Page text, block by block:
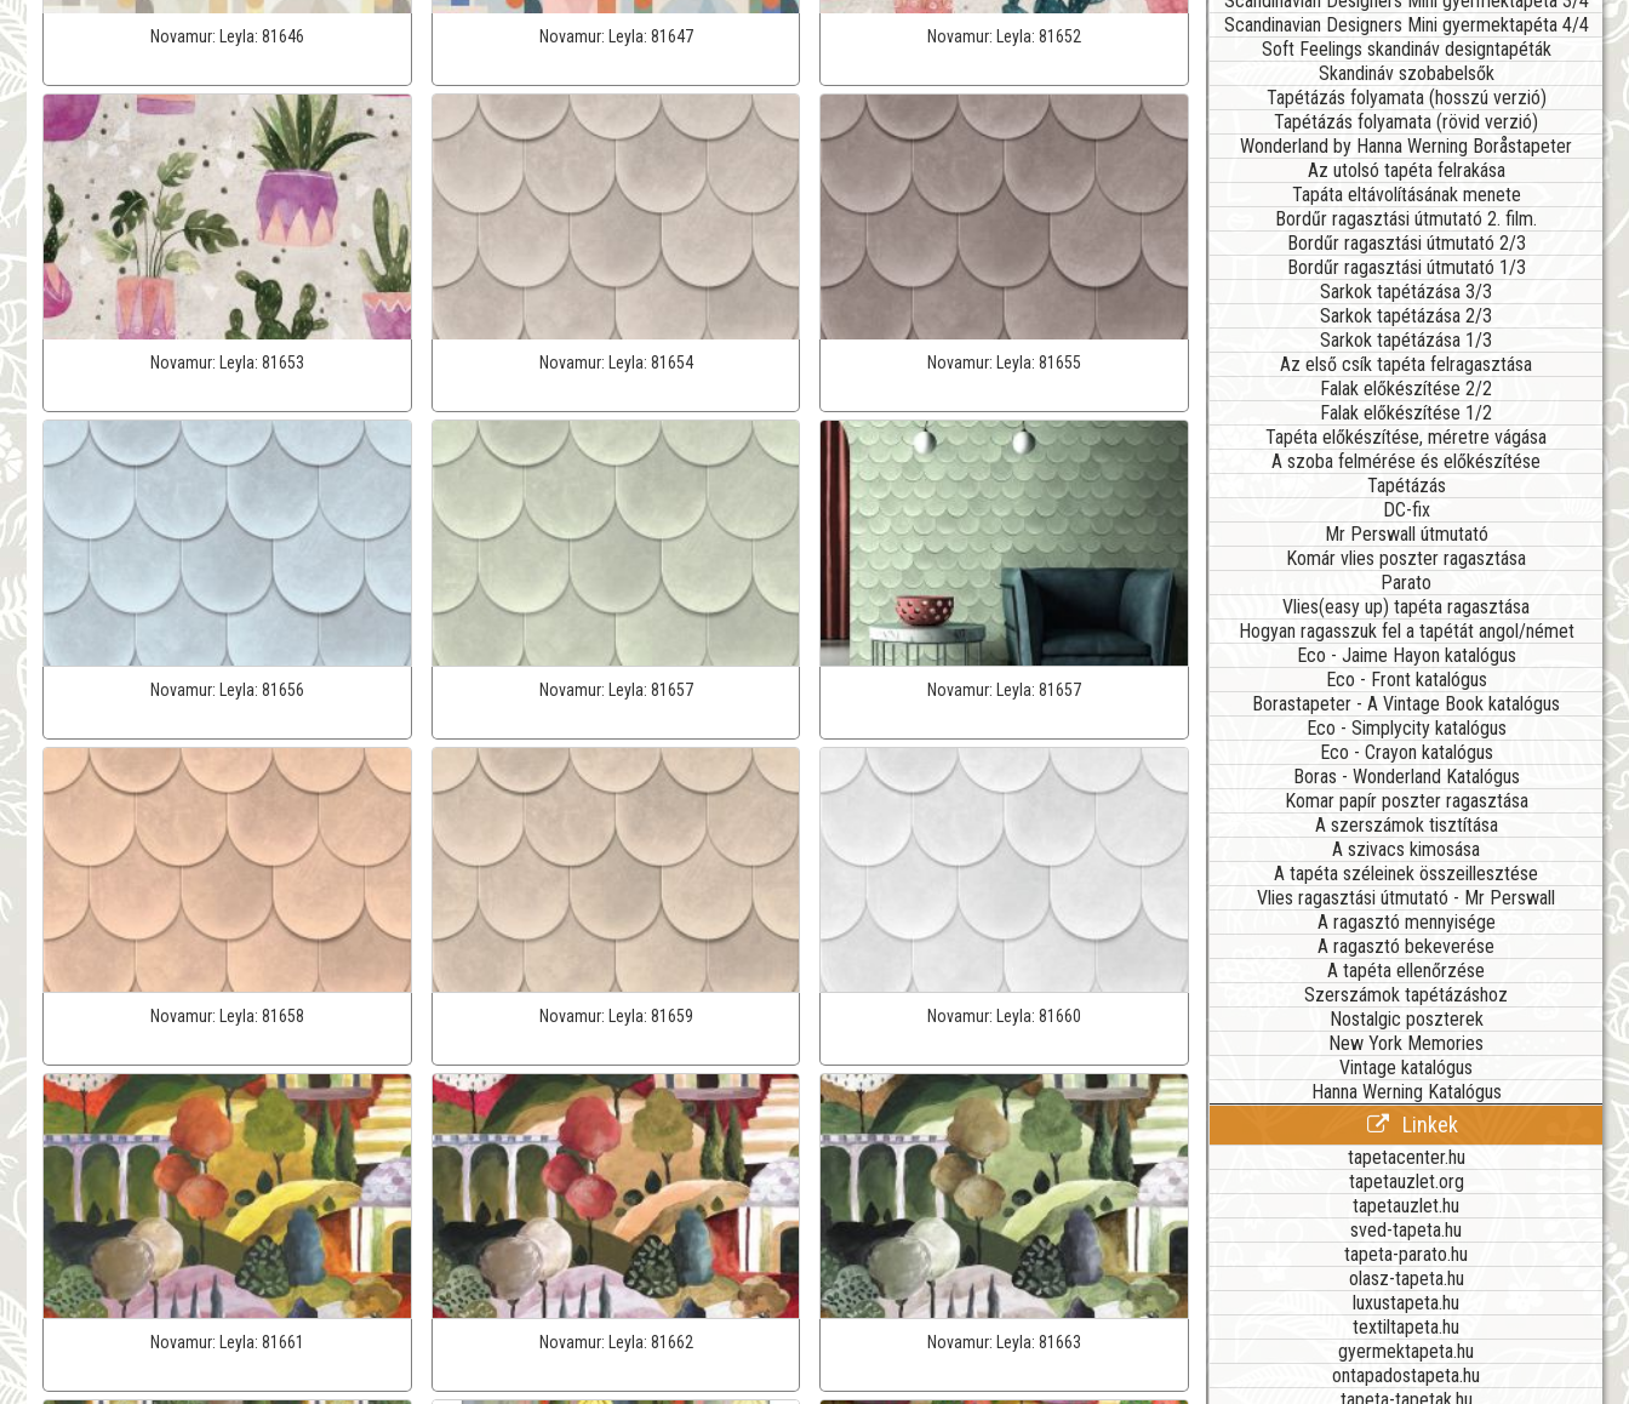
Novamur: Leyla: 81646 Novamur: Leyla: 81647 Novamur: Leyla:81652
Novamur: Leyla: 81653 Novamur: Leyla: 81654 Novamur: Leyla:81655
Novamur: Leyla: 81656 Novamur: Leyla: 81657 Novamur:Leyla:81657
Novamur: Leyla: 81658 Novamur: Leyla: 81659 Novamur: Leyla:81660
Novamur: Leyla: 81661 Novamur: Leyla: 81662 Novamur: Leyla:81663
Scandinavian Designers Mini gyermektapéta 4/4
Soft Feelings skandináv designtapéták
Skandináv szobabelsők
Tapétázás folyamata (hosszú verzió)
Tapétázás folyamata (rövid verzió)
Wonderland by Hanna Werning Boråstapeter
Az utolsó tapéta felrakása
Tapáta eltávolításának menete
Bordűr ragasztási útmutató 2. film.
Bordűr ragasztási útmutató 2/3
Bordűr ragasztási útmutató 1/3
Sarkok tapétázása 3/3
Sarkok tapétázása 2/3
Sarkok tapétázása 1/3
Az első csík tapéta felragasztása
Falak előkészítése 2/2
Falak előkészítése 1/2
Tapéta előkészítése, méretre vágása
A szoba felmérése és előkészítése
Tapétázás
DC-fix
Mr Perswall útmutató
Komár vlies poszter ragasztása
Parato
Vlies(easy up) tapéta ragasztása
Hogyan ragasszuk fel a tapétát angol/német
Eco - Jaime Hayon katalógus
Eco - Front katalógus
Borastapeter - A Vintage Book katalógus
Eco - Simplycity katalógus
Eco - Crayon katalógus
Boras - Wonderland Katalógus
Komar papír poszter ragasztása
A szerszámok tisztítása
A szivacs kimosása
A tapéta széleinek összeillesztése
Vlies ragasztási útmutató - Mr Perswall
A ragasztó mennyisége
A ragasztó bekeverése
A tapéta ellenőrzése
Szerszámok tapétázáshoz
Nostalgic poszterek
New York Memories
Vintage katalógus
Hanna Werning Katalógus
Linkek
tapetacenter.hu
tapetauzlet.org
tapetauzlet.hu
sved-tapeta.hu
tapeta-parato.hu
olasz-tapeta.hu
luxustapeta.hu
textiltapeta.hu
gyermektapeta.hu
ontapadostapeta.hu
tapeta-tapetak.hu